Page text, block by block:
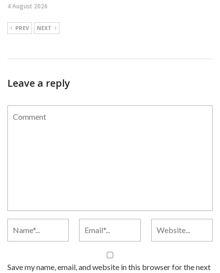
4 August 2026
PREV NEXT
Leave a reply
Save my name, email, and website in this browser for the next